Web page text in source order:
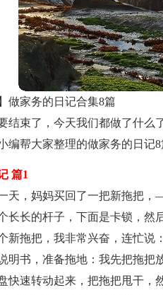
做家务的日记合集8篇
结束了，今天我们都做了什么
编帮大家整理的做家务的日记
篇1
天，妈妈买回了一把新拖把
长长的杆子，下面是卡锁，然
新拖把，我非常兴奋，连忙说
明书，准备拖地：我先把拖把
快速转动起来，把拖把甩干，